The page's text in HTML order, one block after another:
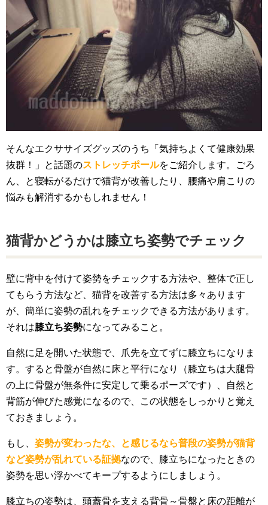
そんなエクササイズグッズのうち「気持ちよくて健康効果
抜群！」と話題のストレッチポールをご紹介します。ごろ
ん、と寝転がるだけで猫背が改善したり、腰痛や肩こりの
悩みも解消するかもしれません！
猫背かどうかは膝立ち姿勢でチェック
壁に背中を付けて姿勢をチェックする方法や、整体で正し
てもらう方法など、猫背を改善する方法は多々あります
が、簡単に姿勢の乱れをチェックできる方法があります。
それは膝立ち姿勢になってみること。
自然に足を開いた状態で、爪先を立てずに膝立ちになりま
す。すると骨盤が自然に床と平行になり（膝立ちは大腿骨
の上に骨盤が無条件に安定して乗るポーズです）、自然と
背筋が伸びた感覚になるので、この状態をしっかりと覚え
ておきましょう。
もし、 姿勢が変わったな、と感じるなら普段の姿勢が猫背
など姿勢が乱れている証拠なので、膝立ちになったときの
姿勢を思い浮かべてキープするようにしましょう。
膝立ちの姿勢は、頭蓋骨を支える背骨～骨盤と床の距離が